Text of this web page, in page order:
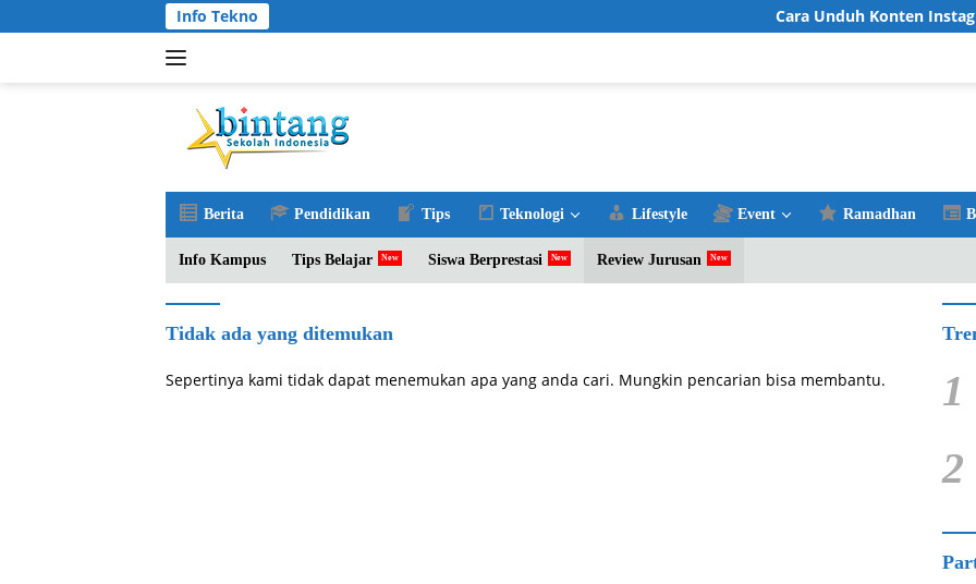
ke
Info Tekno Cara Unduh Konten
Berita Pendidikan Tips Teknologi Lifestyle Event Ramadhan
Info Kampus Tips Belajar Siswa Berprestasi Review Jurusan
Tidak ada yang ditemukan
Sepertinya kami tidak dapat menemukan apa yang anda cari. Mungkin pencarian bisa membantu.
1
2